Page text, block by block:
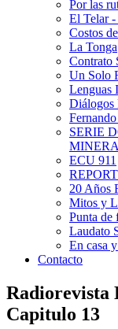
Por las
El Telar -
Costos
La Tonga
Contrato
Un Solo
Lenguas
Diálogos
SERIE
ECU 911
20 Años
Mitos y
Punta de
Laudato
En casa
Contacto
Radiorevista
Capitulo 13